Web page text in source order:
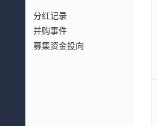
分红记录
并购事件
募集资金投向